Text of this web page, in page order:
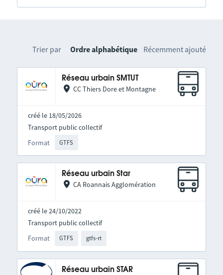
Trier par Ordre alphabétique Récemment ajouté
Réseau urbain SMTUT
CC Thiers Dore et Montagne
créé le 18/05/2026
Format GTFS
Transport public collectif
Réseau urbain Star
CA Roannais Agglomération
créé le 24/10/2022
Format GTFS gtfs-rt
Transport public collectif
Réseau urbain STAR